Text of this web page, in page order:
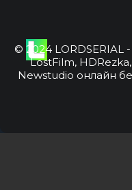
© 2024 LORDSERIAL
LostFilm,
Newstudio онлайн